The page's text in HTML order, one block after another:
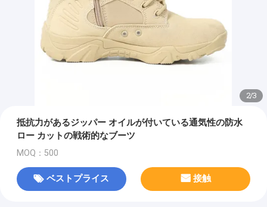
2/3
抵抗力があるジッパー オイルが付いている通気性の防水
ロー カットの戦術的なブーツ
MOQ：500
ベストプライス 接触